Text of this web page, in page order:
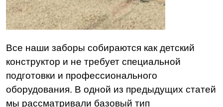
Все наши заборы собираются как детский
конструктор и не требует специальной
подготовки и профессионального
оборудования. В одной из предыдущих статей
мы рассматривали базовый тип